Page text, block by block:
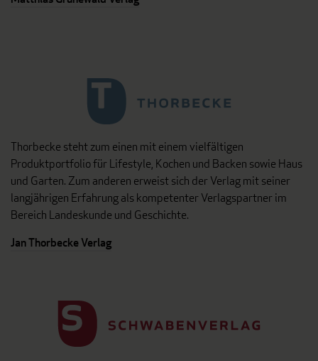
Thorbecke steht zum einen mit einem vielfältigen
Produktportfolio für Lifestyle, Kochen und Backen sowie Haus
und Garten. Zum anderen erweist sich der Verlag mit seiner
langjährigen Erfahrung als kompetenter Verlagspartner im
Bereich Landeskunde und Geschichte.
Jan Thorbecke Verlag